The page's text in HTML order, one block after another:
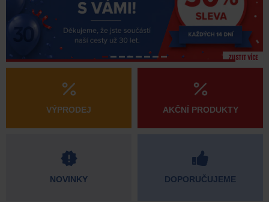
ZJISTIT VÍCE
VÝPRODEJ
NOVINKY
AKČNÍ PRODUKTY
DOPORUČUJEME